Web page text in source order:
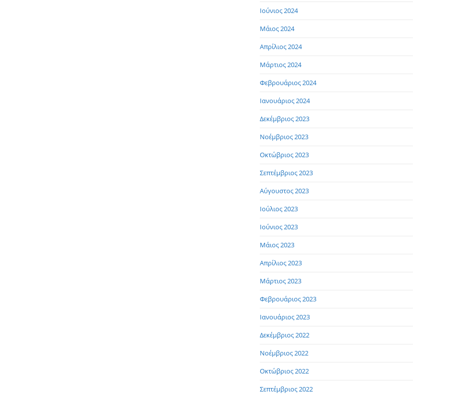
Ιούνιος 2024
Μάιος 2024
Απρίλιος 2024
Μάρτιος 2024
Φεβρουάριος 2024
Ιανουάριος 2024
Δεκέμβριος 2023
Νοέμβριος 2023
Οκτώβριος 2023
Σεπτέμβριος 2023
Αύγουστος 2023
Ιούλιος 2023
Ιούνιος 2023
Μάιος 2023
Απρίλιος 2023
Μάρτιος 2023
Φεβρουάριος 2023
Ιανουάριος 2023
Δεκέμβριος 2022
Νοέμβριος 2022
Οκτώβριος 2022
Σεπτέμβριος 2022